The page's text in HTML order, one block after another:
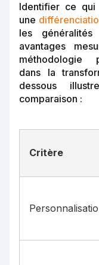
Identifier ce
une
les
avantages
méthodologie
dans la
dessous
comparaison :
Critère